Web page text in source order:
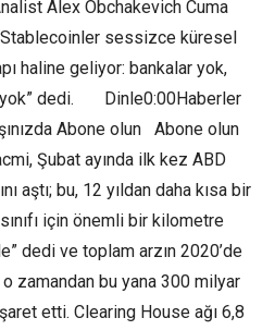
Alex Obchakevich Cuma
sessizce küresel
haline geliyor: bankalar yok,
yok” dedi. Dinle0:00Haberler
Abone olun Abone olun
Şubat ayında ilk kez ABD
aştı; bu, 12 yıldan daha kısa bir
için önemli bir kilometre
dedi ve toplam arzın 2020’de
zamandan bu yana 300 milyar
etti. Clearing House ağı 6,8